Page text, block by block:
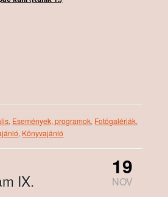
, Események, programok, Fotógalériák,
, Könyvajánló
IX.
19
NOV